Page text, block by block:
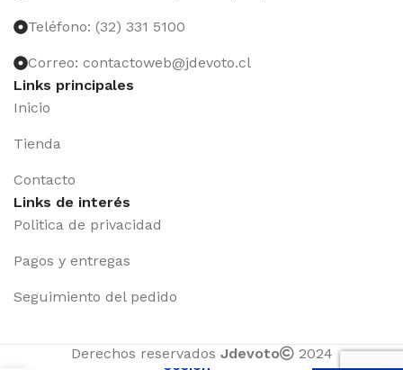
Teléfono: (32) 331 5100
Correo: contactoweb@jdevoto.cl
Links principales
Inicio
Tienda
Contacto
Links de interés
Politica de privacidad
Pagos y entregas
Seguimiento del pedido
Derechos reservados Jdevoto 2024
Iniciar
sesión